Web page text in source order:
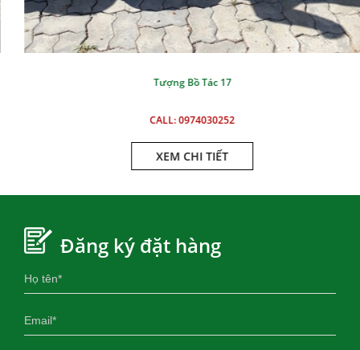
Tượng Bồ Tác 17
CALL: 0974030252
XEM CHI TIẾT
Đăng ký đặt hàng